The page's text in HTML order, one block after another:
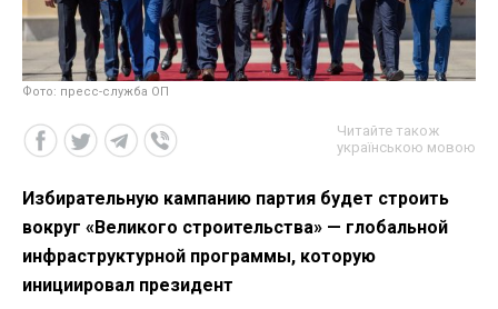
Фото: пресс-служба ОП
Читайте також
українською мовою
Избирательную кампанию партия будет строить
вокруг «Великого строительства» — глобальной
инфраструктурной программы, которую
инициировал президент